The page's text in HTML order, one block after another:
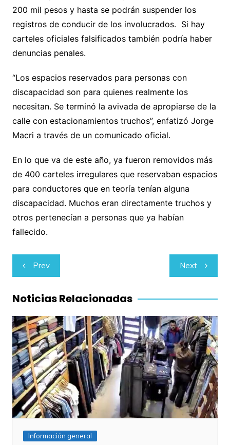
200 mil pesos y hasta se podrán suspender los
registros de conducir de los involucrados. Si hay
carteles oficiales falsificados también podría haber
denuncias penales.
“Los espacios reservados para personas con
discapacidad son para quienes realmente los
necesitan. Se terminó la avivada de apropiarse de la
calle con estacionamientos truchos”, enfatizó Jorge
Macri a través de un comunicado oficial.
En lo que va de este año, ya fueron removidos más
de 400 carteles irregulares que reservaban espacios
para conductores que en teoría tenían alguna
discapacidad. Muchos eran directamente truchos y
otros pertenecían a personas que ya habían
fallecido.
Navegación
de
entradas
Prev Next
Noticias Relacionadas
Información general